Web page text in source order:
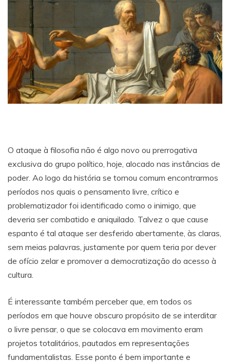
O ataque à filosofia não é algo novo ou prerrogativa
exclusiva do grupo político, hoje, alocado nas instâncias de
poder. Ao logo da história se tornou comum encontrarmos
períodos nos quais o pensamento livre, crítico e
problematizador foi identificado como o inimigo, que
deveria ser combatido e aniquilado. Talvez o que cause
espanto é tal ataque ser desferido abertamente, às claras,
sem meias palavras, justamente por quem teria por dever
de ofício zelar e promover a democratização do acesso à
cultura.
É interessante também perceber que, em todos os
períodos em que houve obscuro propósito de se interditar
o livre pensar, o que se colocava em movimento eram
projetos totalitários, pautados em representações
fundamentalistas. Esse ponto é bem importante e